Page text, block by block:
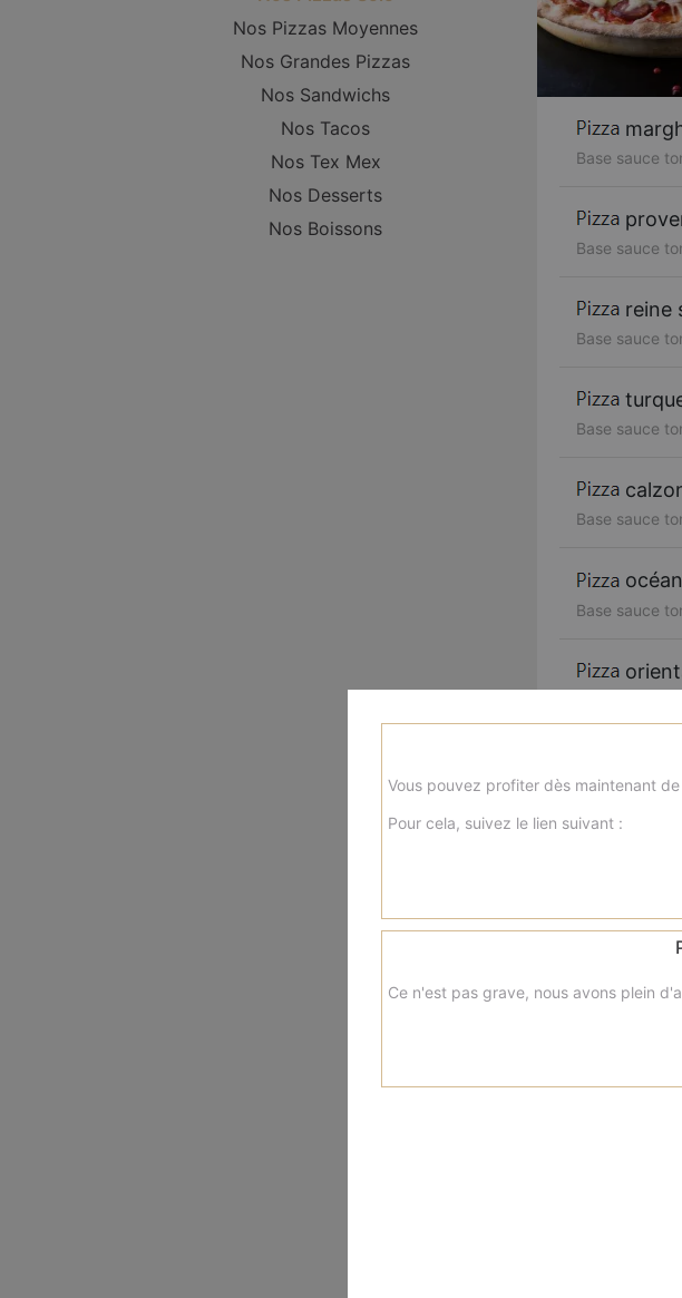
Nos Pizzas Moyennes
Nos Grandes Pizzas
Nos Sandwichs
Nos Tacos
Nos Tex Mex
Nos Desserts
Nos Boissons
Base sauce
Base sauce
reine
Base sauce
Base sauce
Base sauce
Base sauce
Base sauce
Base sauce
frais, olives
Base sauce
Vous pouvez profiter dès maintenant de
Pour cela, suivez le lien suivant :
Ce n'est pas grave, nous avons plein